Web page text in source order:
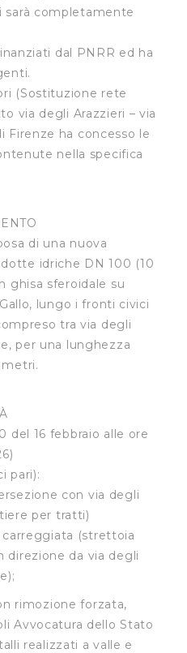
sarà completamente
dal PNRR ed ha
(Sostituzione rete
via degli Arazzieri – via
Firenze ha concesso le
nella specifica
di una nuova
idriche DN 100 (10
ghisa sferoidale su
lungo i fronti civici
tra via degli
per una lunghezza
del 16 febbraio alle ore
pari):
con via degli
per tratti)
(strettoia
direzione da via degli
forzata,
Avvocatura dello Stato
realizzati a valle e